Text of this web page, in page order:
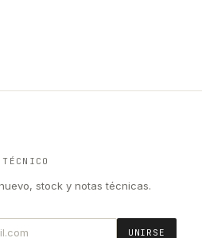
stock y notas técnicas.
UNIRSE